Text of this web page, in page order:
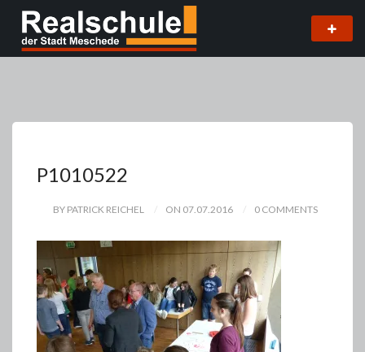
P1010522
BY PATRICK REICHEL ON 07.07.2016 0 COMMENTS